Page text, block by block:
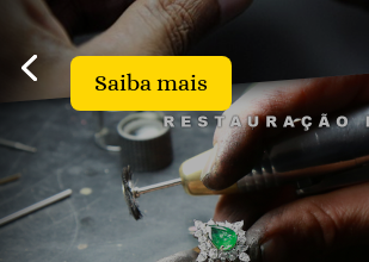
Saiba mais